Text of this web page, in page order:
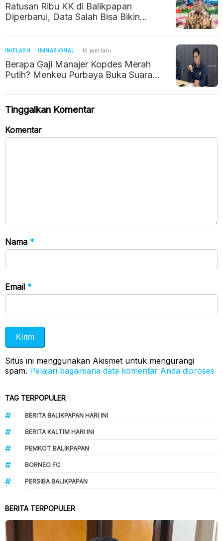
Ratusan Ribu KK di Balikpapan
Diperbarui, Data Salah Bisa Bikin
INIFLASH ININASIONAL 16 jam lalu
Berapa Gaji Manajer Kopdes Merah
Putih? Menkeu Purbaya Buka Suara
Tinggalkan Komentar
Komentar
Nama *
Email *
Situs ini menggunakan Akismet untuk mengurangi
spam. Pelajari bagaimana data komentar Anda diproses
TAG TERPOPULER
BERITA BALIKPAPAN HARI INI
BERITA KALTIM HARI INI
PEMKOT BALIKPAPAN
BORNEO FC
PERSIBA BALIKPAPAN
BERITA TERPOPULER